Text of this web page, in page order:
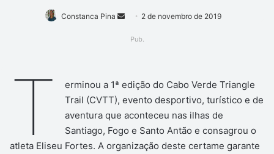
Constanca Pina
Mande2 de novembro de 2019
Pub.
T
erminou a 1ª edição do Cabo Verde Triangle
Trail (CVTT), evento desportivo, turístico e de
aventura que aconteceu nas ilhas de
Santiago, Fogo e Santo Antão e consagrou o
atleta Eliseu Fortes. A organização deste certame garante